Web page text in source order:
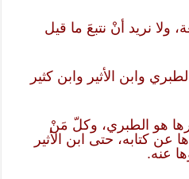
ولا نريد أنْ نتبعَ ما قيل
وابن الأثير وابن كثير
هو الطبري، وكلّ مَنْ
عن كتابه، حتى ابن الأثير
عنه.